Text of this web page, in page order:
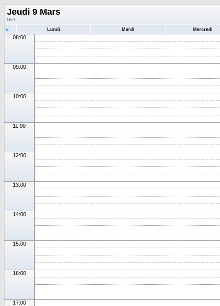
Jeudi 9 Mars
Giet
« Lundi Mardi Mercredi
08:00
09:00
10:00
11:00
12:00
13:00
14:00
15:00
16:00
17:00